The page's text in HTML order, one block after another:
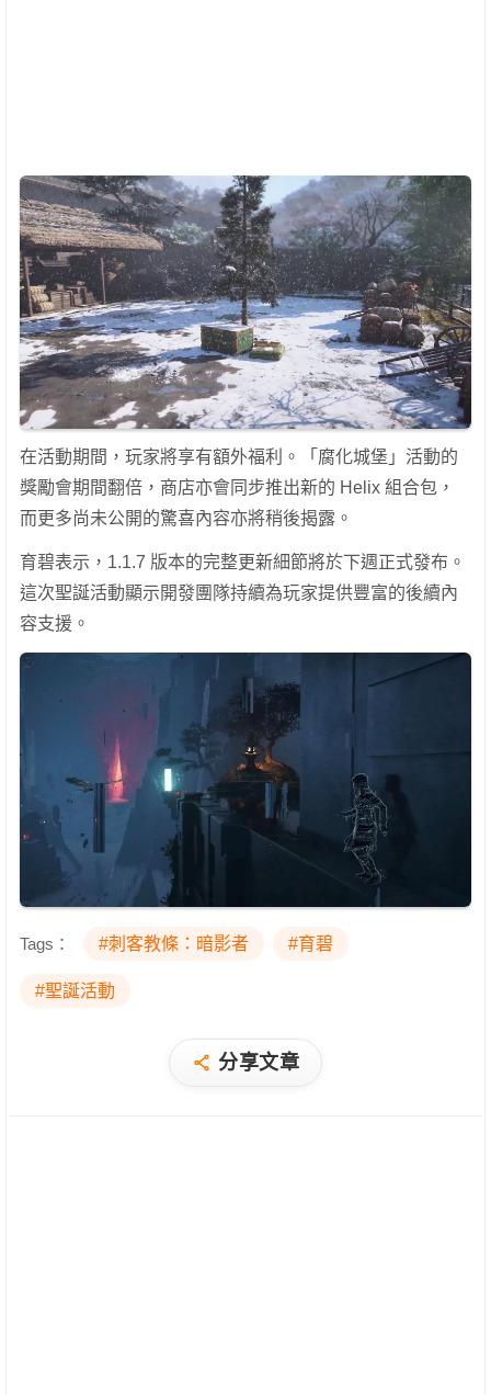
在活動期間，玩家將享有額外福利。「腐化城堡」活動的
獎勵會期間翻倍，商店亦會同步推出新的 Helix 組合包，
而更多尚未公開的驚喜內容亦將稍後揭露。
育碧表示，1.1.7 版本的完整更新細節將於下週正式發布。
這次聖誕活動顯示開發團隊持續為玩家提供豐富的後續內
容支援。
Tags： #刺客教條：暗影者 #育碧
#聖誕活動
分享文章